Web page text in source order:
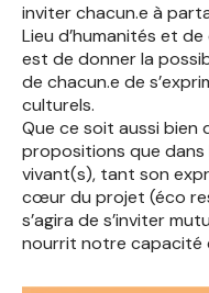
inviter chacun.e à
Lieu d’humanités et
est de donner la
de chacun.e de
culturels.
Que ce soit aussi bien
propositions que dans
vivant(s), tant son
cœur du projet (éco
s’agira de s’inviter
nourrit notre capacité